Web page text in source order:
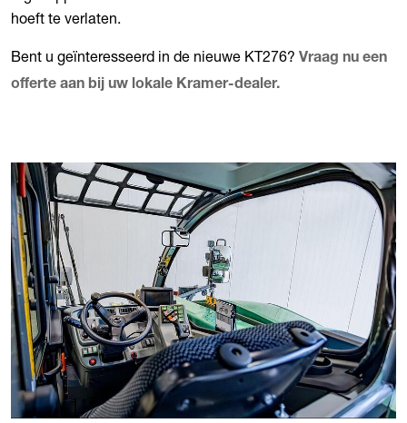
hoeft te verlaten.
Bent u geïnteresseerd in de nieuwe KT276? Vraag nu een
offerte aan bij uw lokale Kramer-dealer.